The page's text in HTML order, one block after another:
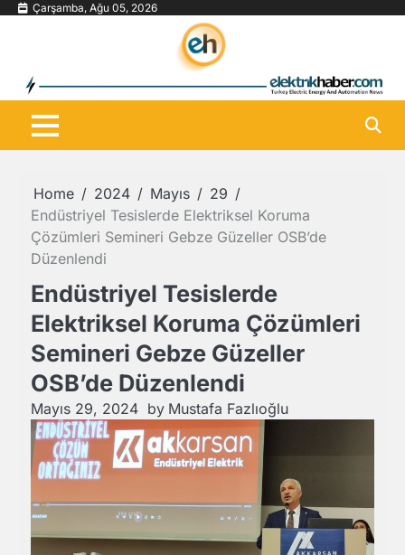
Skip Çarşamba, Ağu 05, 2026
Home 2024 Mayıs
29
Endüstriyel Tesislerde Elektriksel Koruma
Çözümleri Semineri Gebze Güzeller OSB’de
Düzenlendi
Endüstriyel Tesislerde
Elektriksel Koruma Çözümleri
Semineri Gebze Güzeller
OSB’de Düzenlendi
Mayıs 29, 2024 by Mustafa Fazlıoğlu